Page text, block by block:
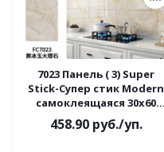
7023 Панель ( 3) Super
Stick-Супер стик Modern
самоклеящаяся 30х60
Мрамор бежевый (10 шт/
уп)
458.90руб./уп.